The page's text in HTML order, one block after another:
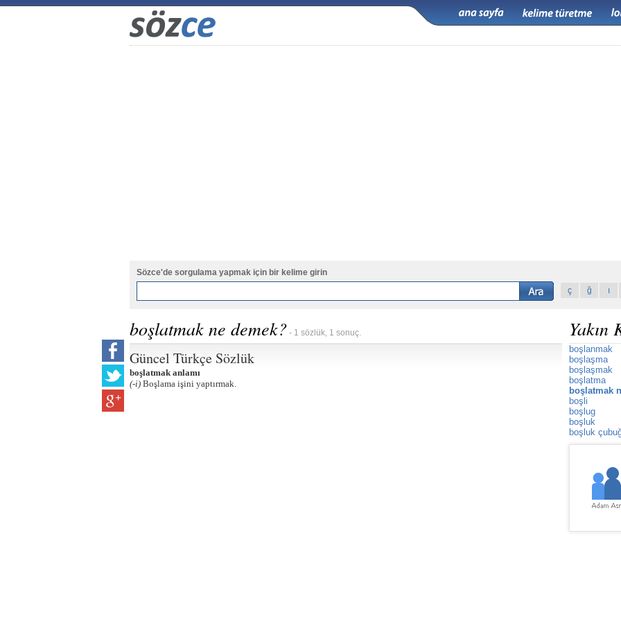
Sözce'de sorgulama yapmak için bir kelime girin
ç
ğ ı
boşlatmak ne demek? - 1 sözlük, 1 sonuç.
Güncel Türkçe Sözlük
boşlatmak anlamı
(-i) Boşlama işini yaptırmak.
Yakın
boşlanmak
boşlaşma
boşlaşmak
boşlatma
boşlatmak
boşli
boşlug
boşluk
boşluk